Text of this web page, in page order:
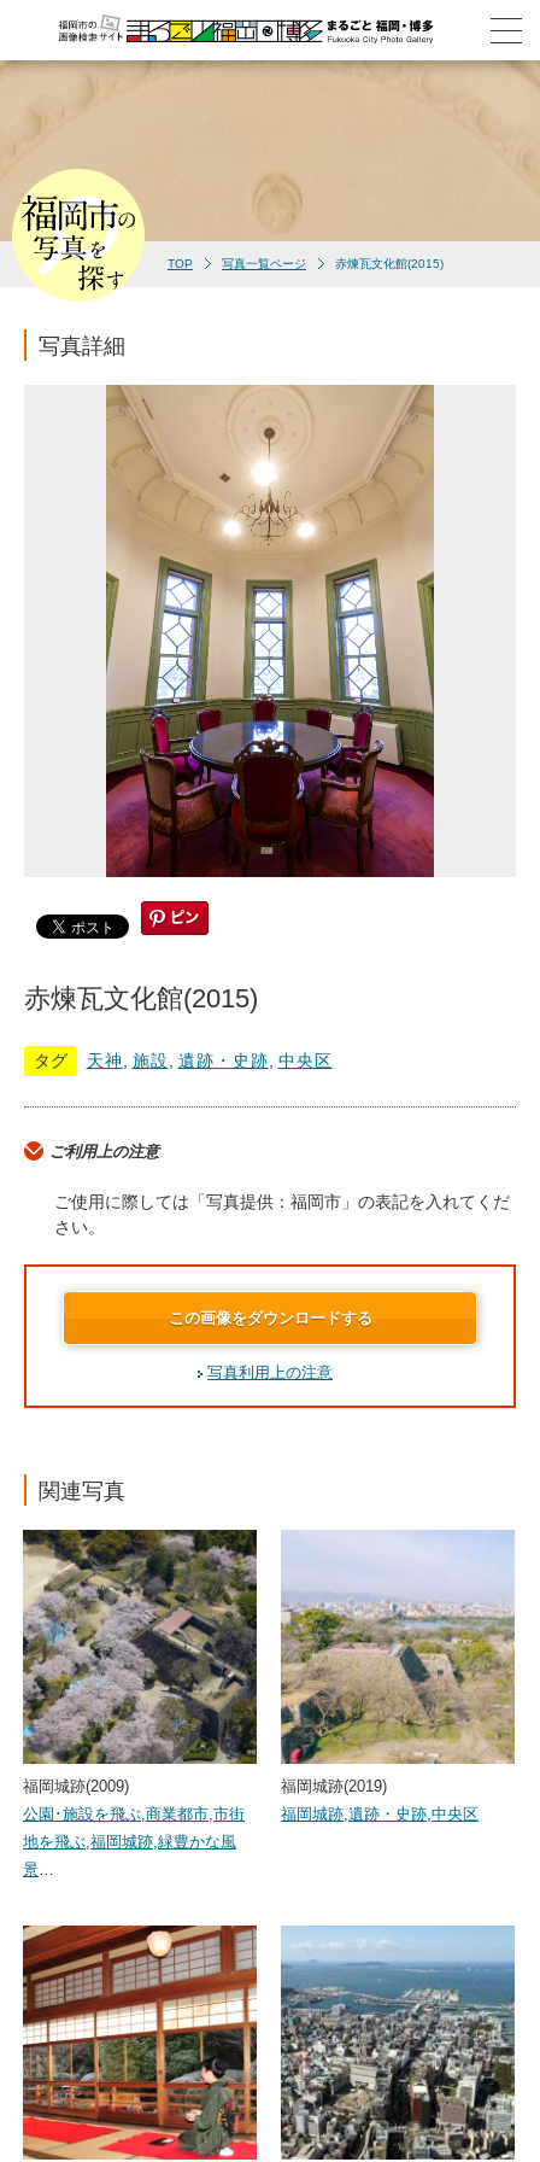
TOP 写真一覧ページ 赤煉瓦文化館(2015)
写真詳細
赤煉瓦文化館(2015)
タグ 天神 施設 遺跡・史跡 中央区
ご利用上の注意
ご使用に際しては「写真提供：福岡市」の表記を入れてくだ
さい。
この画像をダウンロードする
写真利用上の注意
関連写真
福岡城跡(2009)
公園･施設を飛ぶ,商業都市,市街
地を飛ぶ,福岡城跡,緑豊かな風
景…
福岡城跡(2019)
福岡城跡,遺跡・史跡,中央区